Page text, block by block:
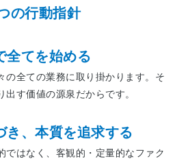
の行動指針
全てを始める
の全ての業務に取り掛かります。 そ
出す価値の源泉だからです。
き、本質を追求する
ではなく、客観的・定量的なファク